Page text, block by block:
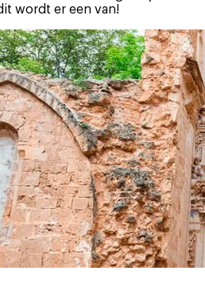
wordt er een van!